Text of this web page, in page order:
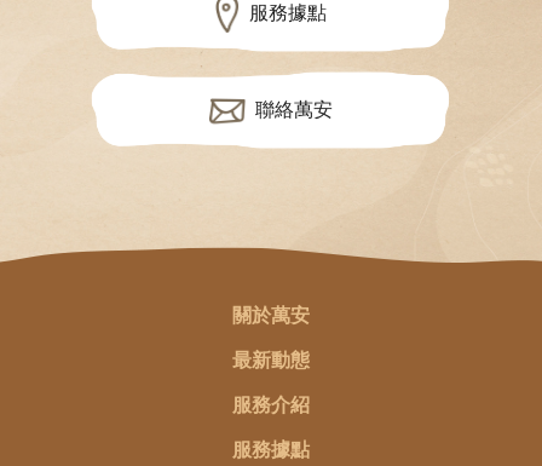
服務據點
聯絡萬安
關於萬安
最新動態
服務介紹
服務據點